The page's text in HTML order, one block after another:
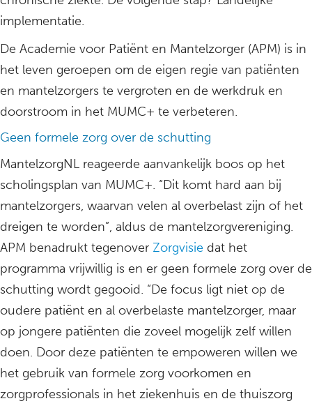
implementatie.
De Academie voor Patiënt en Mantelzorger (APM) is in
het leven geroepen om de eigen regie van patiënten
en mantelzorgers te vergroten en de werkdruk en
doorstroom in het MUMC+ te verbeteren.
Geen formele zorg over de schutting
MantelzorgNL reageerde aanvankelijk boos op het
scholingsplan van MUMC+. “Dit komt hard aan bij
mantelzorgers, waarvan velen al overbelast zijn of het
dreigen te worden”, aldus de mantelzorgvereniging.
APM benadrukt tegenover Zorgvisie dat het
programma vrijwillig is en er geen formele zorg over de
schutting wordt gegooid. “De focus ligt niet op de
oudere patiënt en al overbelaste mantelzorger, maar
op jongere patiënten die zoveel mogelijk zelf willen
doen. Door deze patiënten te empoweren willen we
het gebruik van formele zorg voorkomen en
zorgprofessionals in het ziekenhuis en de thuiszorg